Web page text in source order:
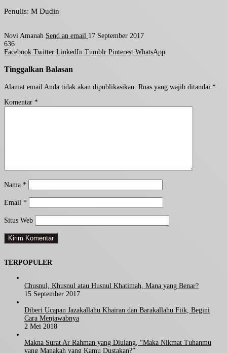
Penulis: M Dudin
Novi Amanah Send an email 17 September 2017
636
Facebook Twitter LinkedIn Tumblr Pinterest WhatsApp
Tinggalkan Balasan
Alamat email Anda tidak akan dipublikasikan. Ruas yang wajib ditandai *
Komentar *
Nama *
Email *
Situs Web
TERPOPULER
Chusnul, Khusnul atau Husnul Khatimah, Mana yang Benar?
15 September 2017
Diberi Ucapan Jazakallahu Khairan dan Barakallahu Fiik, Begini
Cara Menjawabnya
2 Mei 2018
Makna Surat Ar Rahman yang Diulang, “Maka Nikmat Tuhanmu
yang Manakah yang Kamu Dustakan?”